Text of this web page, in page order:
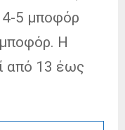
4-5 μποφόρ
μποφόρ. Η
από 13 έως